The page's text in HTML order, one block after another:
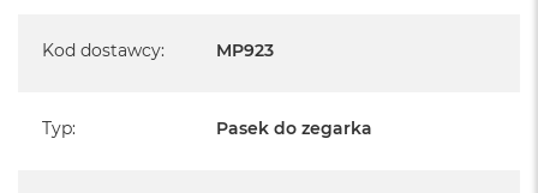
Kod dostawcy: MP923
Typ: Pasek do zegarka